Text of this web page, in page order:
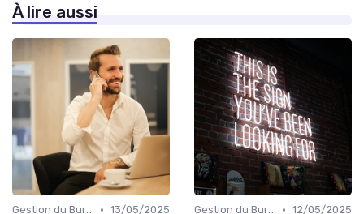
À lire aussi
Gestion du Bureau • 13/05/2025
Gestion du Bureau • 12/05/2025